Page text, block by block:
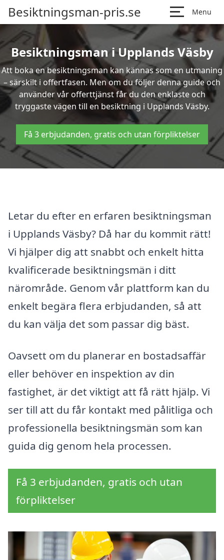
Besiktningsman-pris.se Menu
Besiktningsman i Upplands Väsby
Att boka en besiktningsman kan kännas som en utmaning
– särskilt i offertfasen. Men om du följer denna guide och
använder vår offerttjänst får du den enklaste och
tryggaste vägen till en besiktning i Upplands Väsby.
Få 3 erbjudanden, gratis och utan förpliktelser
Letar du efter en erfaren besiktningsman
i Upplands Väsby? Då har du kommit rätt!
Vi hjälper dig att snabbt och enkelt hitta
kvalificerade besiktningsmän i ditt
närområde. Genom vår plattform kan du
enkelt begära flera erbjudanden, så att
du kan välja det som passar dig bäst.
Oavsett om du planerar en bostadsaffär
eller behöver en inspektion av din
fastighet, är det viktigt att få rätt hjälp. Vi
ser till att du får kontakt med pålitliga och
professionella besiktningsmän som kan
guida dig genom hela processen.
Få 3 erbjudanden, gratis och utan
förpliktelser